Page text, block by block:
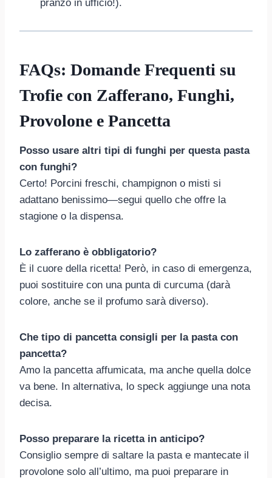
pranzo in ufficio!).
FAQs: Domande Frequenti su
Trofie con Zafferano, Funghi,
Provolone e Pancetta
Posso usare altri tipi di funghi per questa pasta
con funghi?
Certo! Porcini freschi, champignon o misti si
adattano benissimo—segui quello che offre la
stagione o la dispensa.
Lo zafferano è obbligatorio?
È il cuore della ricetta! Però, in caso di emergenza,
puoi sostituire con una punta di curcuma (darà
colore, anche se il profumo sarà diverso).
Che tipo di pancetta consigli per la pasta con
pancetta?
Amo la pancetta affumicata, ma anche quella dolce
va bene. In alternativa, lo speck aggiunge una nota
decisa.
Posso preparare la ricetta in anticipo?
Consiglio sempre di saltare la pasta e mantecate il
provolone solo all’ultimo, ma puoi preparare in